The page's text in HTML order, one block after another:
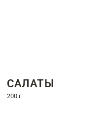
САЛАТЫ
200 г